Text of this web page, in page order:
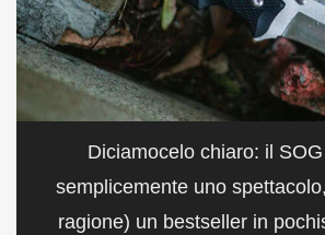
Diciamocelo chiaro: il
semplicemente uno
ragione) un bestseller in